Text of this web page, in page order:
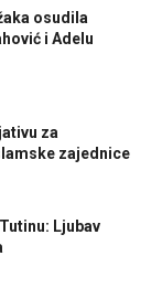
osudila
i Adelu
za
zajednice
Ljubav